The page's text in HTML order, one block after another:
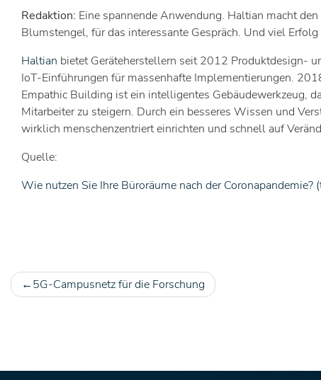
Redaktion: Eine spannende Anwendung. Haltian macht
Blumstengel, für das interessante Gespräch. Und viel
Haltian bietet Geräteherstellern seit 2012 Produktdesign-
IoT-Einführungen für massenhafte Implementierungen.
Empathic Building ist ein intelligentes Gebäudewerkzeug,
Mitarbeiter zu steigern. Durch ein besseres Wissen und
wirklich menschenzentriert einrichten und schnell auf
Quelle:
Wie nutzen Sie Ihre Büroräume nach der Coronapandemie?
Beitragsnavigation
5G-Campusnetz für die Forschung